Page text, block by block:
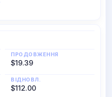
ПРОДОВЖЕННЯ
$19.39
ВІДНОВЛ.
$112.00